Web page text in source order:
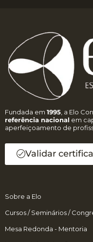
Fundada em 1995 , a Elo
referência nacional em
aperfeiçoamento de
Validar
Sobre a Elo
Cursos / Seminários /
Mesa Redonda - Mentoria